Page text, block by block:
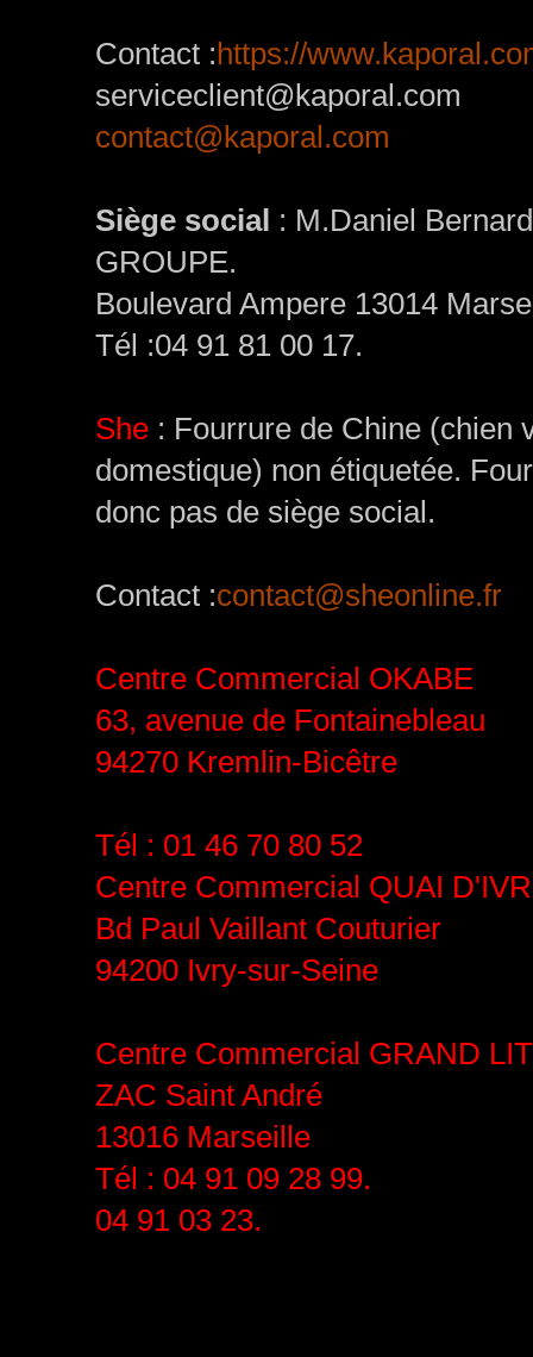
Contact : https://
serviceclient@kaporal.com
contact@kaporal.com
Siège social : M.Daniel
GROUPE.
Boulevard Ampere 13014
Tél :04 91 81 00 17.
She : Fourrure de Chine (chien
domestique) non étiquetée.
donc pas de siège social.
Contact :contact@sheonline.fr
Centre Commercial OKABE
63, avenue de Fontainebleau
94270 Kremlin-Bicêtre
Tél : 01 46 70 80 52
Centre Commercial QUAI
Bd Paul Vaillant Couturier
94200 Ivry-sur-Seine
Centre Commercial GRAND
ZAC Saint André
13016 Marseille
Tél : 04 91 09 28 99.
04 91 03 23.